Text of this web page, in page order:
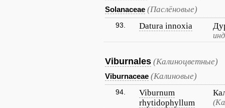
Solanaceae (Паслёновые)
93. Datura innoxia
Viburnales (Калиноцветные)
Viburnaceae (Калиновые)
94.
Viburnum
rhytidophyllum